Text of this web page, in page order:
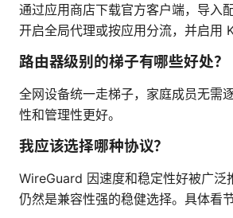
通过应用商店下载官方客户端，导入
开启全局代理或按应用分流，并启用
路由器级别的梯子有哪些好处？
全网设备统一走梯子，家庭成员无需
性和管理性更好。
我应该选择哪种协议？
WireGuard 因速度和稳定性好被广泛
仍然是兼容性强的稳健选择。具体看